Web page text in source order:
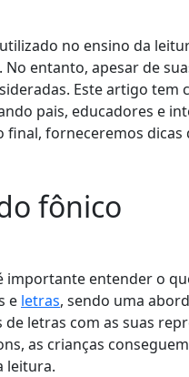
no ensino da
entanto, apesar de
Este artigo tem
pais, educadores e
final, forneceremos
fônico
importante entender o
e letras, sendo uma
letras com as suas
as crianças
leitura.